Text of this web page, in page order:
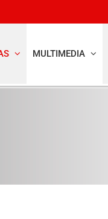
MULTIMEDIA